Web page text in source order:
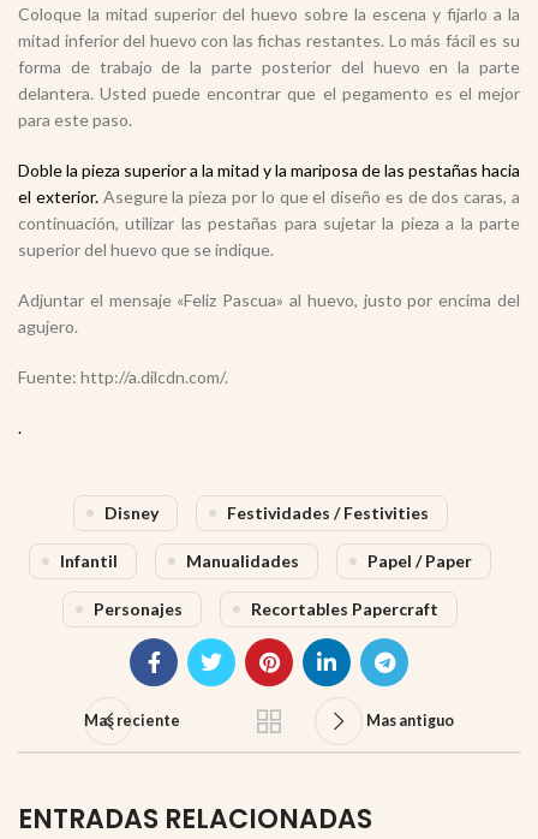
Coloque la mitad superior del huevo sobre la escena y fijarlo a la
mitad inferior del huevo con las fichas restantes. Lo más fácil es su
forma de trabajo de la parte posterior del huevo en la parte
delantera. Usted puede encontrar que el pegamento es el mejor
para este paso.
Doble la pieza superior a la mitad y la mariposa de las pestañas hacia
el exterior. Asegure la pieza por lo que el diseño es de dos caras, a
continuación, utilizar las pestañas para sujetar la pieza a la parte
superior del huevo que se indique.
Adjuntar el mensaje «Feliz Pascua» al huevo, justo por encima del
agujero.
Fuente: http://a.dilcdn.com/.
.
Disney Festividades / Festivities
Infantil Manualidades Papel / Paper
Personajes Recortables Papercraft
Mas reciente Mas antiguo
ENTRADAS RELACIONADAS